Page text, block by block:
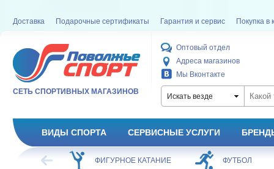
Доставка Подарочные сертификаты Гарантия и сервис Покупка в
СЕТЬ СПОРТИВНЫХ МАГАЗИНОВ
Оптовый отдел
Адреса магазинов
Мы Вконтакте
Искать везде
ВИДЫ СПОРТА СЕРВИСНЫЕ УСЛУГИ
ХОККЕЙ ФИГУРНОЕ КАТАНИЕ ФУТБОЛ